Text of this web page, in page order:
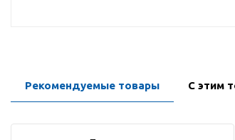
Рекомендуемые товары С этим